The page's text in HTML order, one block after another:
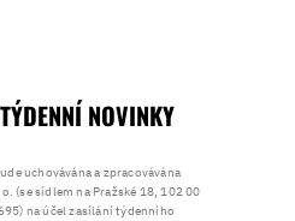
NOVINKY
uchovávána a zpracovávána
(se sídlem na Pražské 18, 102 00
na účel zasílání týdenního